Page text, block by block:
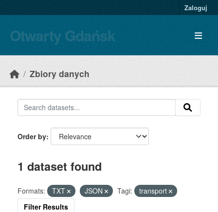
Zaloguj
Otwarty Gdańsk
Zbiory danych
Order by
1 dataset found
Formats: TXT JSON Tagi:
transport
Filter Results